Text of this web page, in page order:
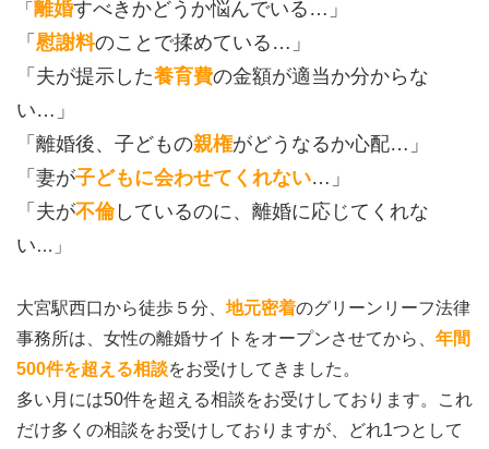
「 離婚すべきかどうか悩んでいる…」
「 慰謝料のことで揉めている…」
「夫が提示した養育費の金額が適当か分からな
い…」
「離婚後、子どもの親権がどうなるか心配…」
「妻が子どもに会わせてくれない…」
「夫が不倫しているのに、離婚に応じてくれな
い…」
大宮駅西口から徒歩５分、 地元密着のグリーンリーフ法律
事務所は、女性の離婚サイトをオープンさせてから、 年間
500件を超える相談をお受けしてきました。
多い月には50件を超える相談をお受けしております。これ
だけ多くの相談をお受けしておりますが、どれ1つとして